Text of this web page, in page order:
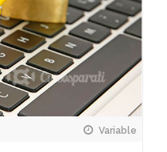
Variable